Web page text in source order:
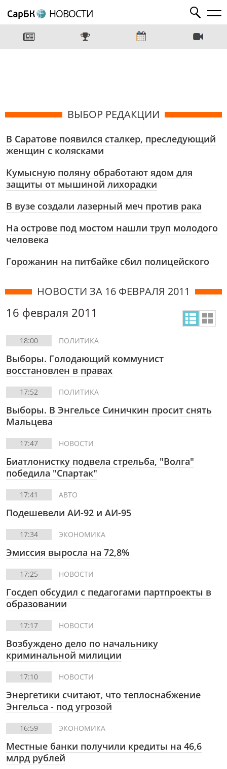
НОВОСТИ
ВЫБОР РЕДАКЦИИ
В Саратове появился сталкер, преследующий
женщин с колясками
Кумысную поляну обработают ядом для
защиты от мышиной лихорадки
В вузе создали лазерный меч против рака
На острове под мостом нашли труп молодого
человека
Горожанин на питбайке сбил полицейского
НОВОСТИ ЗА 16 ФЕВРАЛЯ 2011
16 февраля 2011
18:00 ПОЛИТИКА
Выборы. Голодающий коммунист
восстановлен в правах
17:52 ПОЛИТИКА
Выборы. В Энгельсе Синичкин просит снять
Мальцева
17:47 НОВОСТИ
Биатлонистку подвела стрельба, "Волга"
победила "Спартак"
17:41 АВТО
Подешевели АИ-92 и АИ-95
17:34 ЭКОНОМИКА
Эмиссия выросла на 72,8%
17:25 НОВОСТИ
Госдеп обсудил с педагогами партпроекты в
образовании
17:17 НОВОСТИ
Возбуждено дело по начальнику
криминальной милиции
17:10 НОВОСТИ
Энергетики считают, что теплоснабжение
Энгельса - под угрозой
16:59 ЭКОНОМИКА
Местные банки получили кредиты на 46,6
млрд рублей